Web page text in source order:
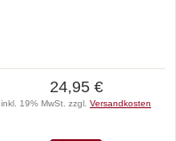
24,95 €
inkl. 19% MwSt. zzgl. Versandkosten